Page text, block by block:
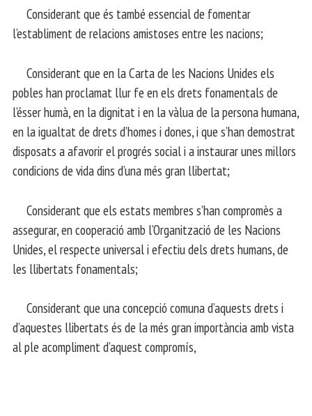
Considerant que és també essencial de fomentar
l’establiment de relacions amistoses entre les nacions;
Considerant que en la Carta de les Nacions Unides els
pobles han proclamat llur fe en els drets fonamentals de
l’ésser humà, en la dignitat i en la vàlua de la persona humana,
en la igualtat de drets d’homes i dones, i que s’han demostrat
disposats a afavorir el progrés social i a instaurar unes millors
condicions de vida dins d’una més gran llibertat;
Considerant que els estats membres s’han compromès a
assegurar, en cooperació amb l’Organització de les Nacions
Unides, el respecte universal i efectiu dels drets humans, de
les llibertats fonamentals;
Considerant que una concepció comuna d’aquests drets i
d’aquestes llibertats és de la més gran importància amb vista
al ple acompliment d’aquest compromís,